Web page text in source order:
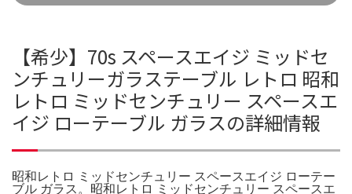
【希少】70s スペースエイジ ミッドセ
ンチュリーガラステーブル レトロ 昭和
レトロ ミッドセンチュリー スペースエ
イジ ローテーブル ガラスの詳細情報
昭和レトロ ミッドセンチュリー スペースエイジ ローテー
ブル ガラス。昭和レトロ ミッドセンチュリー スペースエ